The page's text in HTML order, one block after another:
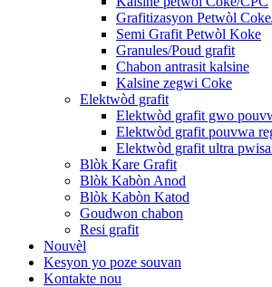
Grafitizasyon Petwòl
Semi Grafit Petwòl Koke
Granules/Poud grafit
Chabon antrasit kalsine
Kalsine zegwi Coke
Elektwòd grafit
Elektwòd grafit gwo
Elektwòd grafit pouvwa
Elektwòd grafit ultra
Blòk Kare Grafit
Blòk Kabòn Anod
Blòk Kabòn Katod
Goudwon ​​chabon
Resi grafit
Nouvèl
Kesyon yo poze souvan
Kontakte nou